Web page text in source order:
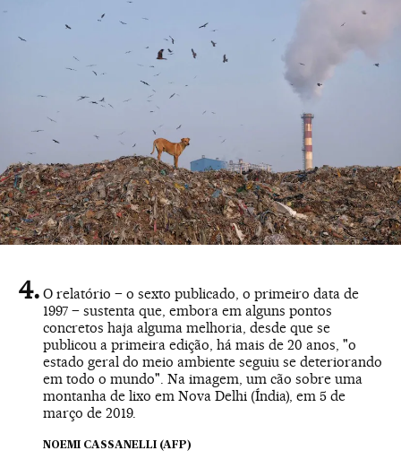
O relatório – o sexto publicado, o primeiro data de
1997 – sustenta que, embora em alguns pontos
concretos haja alguma melhoria, desde que se
publicou a primeira edição, há mais de 20 anos, "o
estado geral do meio ambiente seguiu se deteriorando
em todo o mundo". Na imagem, um cão sobre uma
montanha de lixo em Nova Delhi (Índia), em 5 de
março de 2019.
NOEMI CASSANELLI (AFP)